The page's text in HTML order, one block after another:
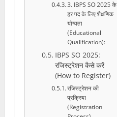
3. IBPS SO 2025 के
हर पद के लिए शैक्षणिक
योग्यता
(Educational
Qualification):
IBPS SO 2025:
रजिस्ट्रेशन कैसे करें
(How to Register)
रजिस्ट्रेशन की
प्रक्रिया
(Registration